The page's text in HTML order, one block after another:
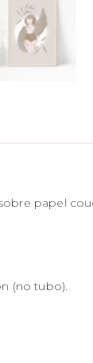
papel
(no tubo).